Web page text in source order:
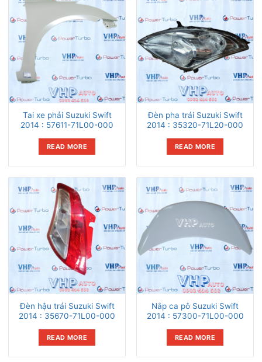
Tai xe phải Suzuki Swift
2014 : 57611-71L00-000
READ MORE
Đèn pha trái Suzuki Swift
2014 : 35320-71L20-000
READ MORE
Đèn hậu trái Suzuki Swift
2014 : 35670-71L00-000
READ MORE
Nắp ca pô Suzuki Swift
2014 : 57300-71L00-000
READ MORE